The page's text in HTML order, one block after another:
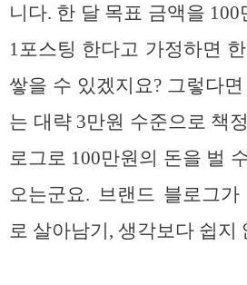
니다. 한 달 목표 금액을 100
1포스팅 한다고 가정하면
쌓을 수 있겠지요? 그렇다
는 대략 3만원 수준으로 책
로그로 100만원의 돈을 벌
오는군요. 브랜드 블로그
로 살아남기, 생각보다 쉽지